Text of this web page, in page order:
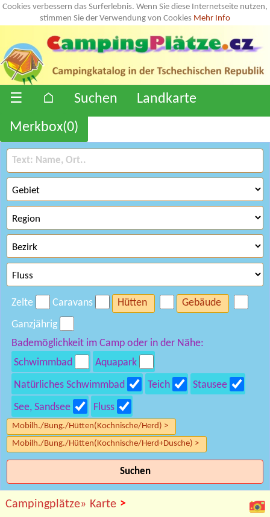
Cookies verbessern das Surferlebnis. Wenn Sie diese Internetseite nutzen,
stimmen Sie der Verwendung von Cookies Mehr Info
☰ ⌂ Suchen
Landkarte
Merkbox(0)
Zelte Caravans Hütten
Gebäude
Ganzjährig
Bademöglichkeit im Camp oder in der Nähe:
Schwimmbad
Aquapark
Natürliches Schwimmbad
Teich
Stausee
See, Sandsee
Fluss
Mobilh./Bung./Hütten(Kochnische/Herd) >
Mobilh./Bung./Hütten(Kochnische/Herd+Dusche) >
Suchen
Campingplätze» Karte >